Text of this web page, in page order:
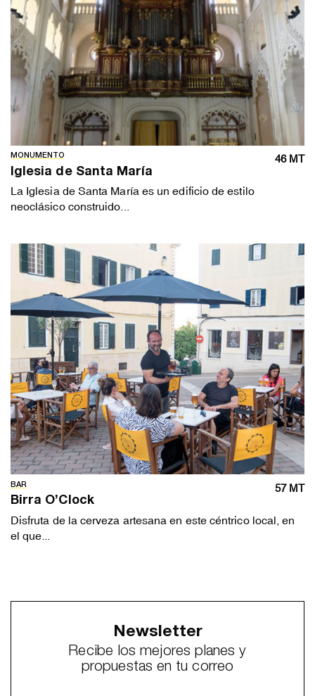
MONUMENTO 46 MT
Iglesia de Santa María
La Iglesia de Santa María es un edificio de estilo
neoclásico construido...
BAR 57 MT
Birra O’Clock
Disfruta de la cerveza artesana en este céntrico local, en
el que...
Newsletter
Recibe los mejores planes y
propuestas en tu correo